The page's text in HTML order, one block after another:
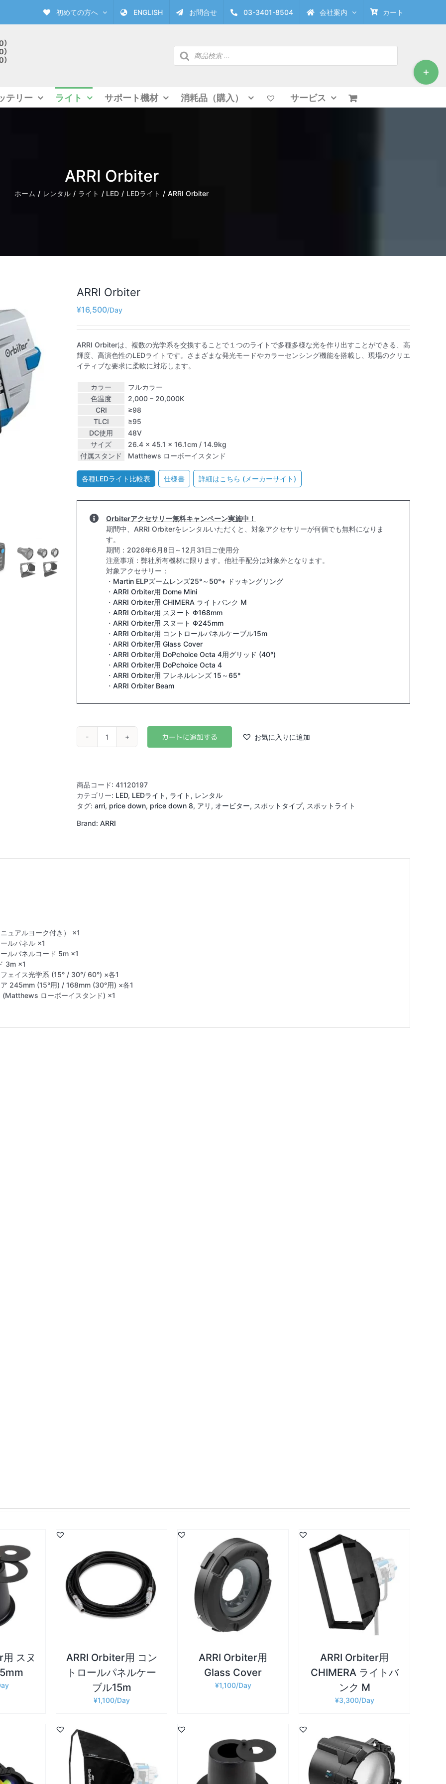
初めての方へ ENGLISH お問合せ 03-3401-8504 会社案内 カート
商
品
テリー ライト サポート機材 消耗品（購入） サービス
ARRI Orbiter
ホーム レンタル ライト LED LEDライト ARRI Orbiter
ARRI Orbiter
¥16,500
ARRI Orbiterは、複数の光学系を交換することで１つのライトで多種多様な光を作り出すことができる、高
輝度、高演色性のLEDライトです。さまざまな発光モードやカラーセンシング機能を搭載し、現場のクリエ
イティブな要求に柔軟に対応します。
カラー
フルカラー
色温度
2,000 – 20,000K
CRI
≥98
TLCI
≥95
DC使用
48V
サイズ
26.4 × 45.1 × 16.1cm / 14.9kg
付属スタンド
Matthews ローボーイスタンド
各種LEDライト比較表 仕様書 詳細はこちら (メーカーサイト)
Orbiterアクセサリー無料キャンペーン実施中！
期間中、ARRI Orbiterをレンタルいただくと、対象アクセサリーが何個でも無料になりま
す。
期間：2026年6月8日～12月31日ご使用分
注意事項：弊社所有機材に限ります。他社手配分は対象外となります。
対象アクセサリー：
・ Martin ELPズームレンズ25°～50°+ ドッキングリング
・ ARRI Orbiter用 Dome Mini
・ ARRI Orbiter用 CHIMERA ライトバンク M
・ ARRI Orbiter用 スヌート Φ168mm
・ ARRI Orbiter用 スヌート Φ245mm
・ ARRI Orbiter用 コントロールパネルケーブル15m
・ ARRI Orbiter用 Glass Cover
・ ARRI Orbiter用 DoPchoice Octa 4用グリッド (40°)
・ ARRI Orbiter用 DoPchoice Octa 4
・ ARRI Orbiter用 フレネルレンズ 15～65°
・ ARRI Orbiter Beam
ARRI
お気に入りに追加
商品コード: 41120197
カテゴリー: LED, LEDライト , ライト , レンタル
タグ: arri, price down, price down 8, アリ , オービター, スポットタイプ, スポットライト
Brand: ARRI
ュアルヨーク付き） ×1
ルパネル ×1
ルパネルコード 5m ×1
3m ×1
ェイス光学系 (15° / 30°/ 60°) ×各1
245mm (15°用) / 168mm (30°用) ×各1
(Matthews ローボーイスタンド) ×1
スヌ
ARRI Orbiter用 コン
トロールパネルケー
ブル15m
¥1,100
お買い物カゴに追加 詳細
ARRI Orbiter用
Glass Cover
¥1,100
お買い物カゴに追加 / 詳細
ARRI Orbiter用
CHIMERA ライトバ
ンク M
¥3,300
加 / 詳細 お買い物カゴに追加 / 詳細 お買い物カゴに追加 詳細
Toggle
Sliding
Bar